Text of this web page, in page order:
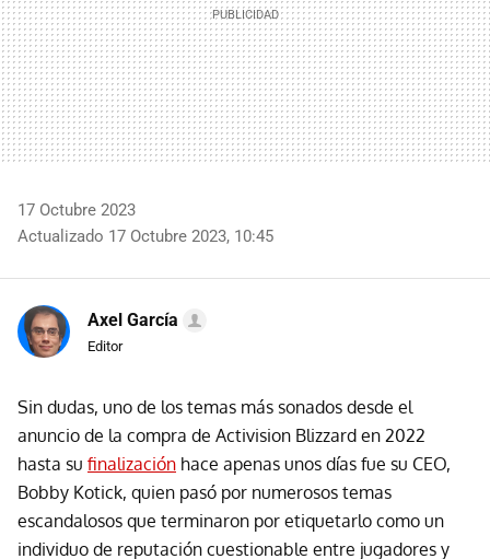
17 Octubre 2023
Actualizado 17 Octubre 2023, 10:45
Axel García
Editor
Sin dudas, uno de los temas más sonados desde el
anuncio de la compra de Activision Blizzard en 2022
hasta su finalización hace apenas unos días fue su CEO,
Bobby Kotick, quien pasó por numerosos temas
escandalosos que terminaron por etiquetarlo como un
individuo de reputación cuestionable entre jugadores y